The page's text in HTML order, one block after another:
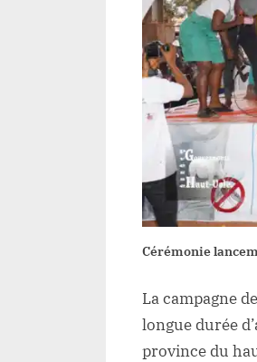
Cérémonie
La campagne
longue durée
province du